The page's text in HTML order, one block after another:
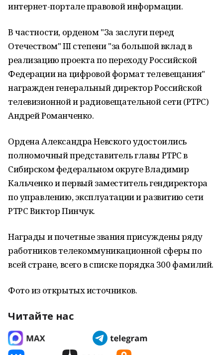
интернет-портале правовой информации.
В частности, орденом "За заслуги перед
Отечеством" III степени "за большой вклад в
реализацию проекта по переходу Российской
Федерации на цифровой формат телевещания"
награжден генеральный директор Российской
телевизионной и радиовещательной сети (РТРС)
Андрей Романченко.
Ордена Александра Невского удостоились
полномочный представитель главы РТРС в
Сибирском федеральном округе Владимир
Кальченко и первый заместитель гендиректора
по управлению, эксплуатации и развитию сети
РТРС Виктор Пинчук.
Награды и почетные звания присуждены ряду
работников телекоммуникационной сферы по
всей стране, всего в списке порядка 300 фамилий.
Фото из открытых источников.
Читайте нас